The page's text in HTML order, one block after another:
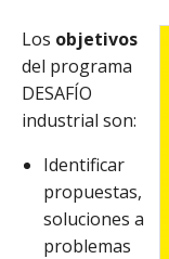
Los objetivos
del programa
DESAFÍO
industrial son:
Identificar
propuestas,
soluciones a
problemas